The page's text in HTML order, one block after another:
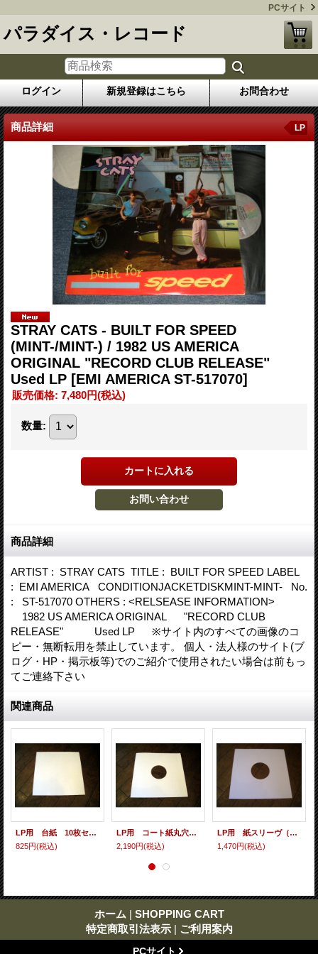
PCサイト
パラダイス・レコード
ログイン 新規登録はこちら お問合わせ
商品詳細 LP
STRAY CATS - BUILT FOR SPEED
(MINT-/MINT-) / 1982 US AMERICA
ORIGINAL "RECORD CLUB RELEASE"
Used LP [EMI AMERICA ST-517070]
販売価格: 7,480円(税込)
数量:
商品詳細
ARTIST : STRAY CATS TITLE : BUILT FOR SPEED LABEL
: EMI AMERICA CONDITIONJACKETDISKMINT-MINT- No.
: ST-517070 OTHERS : <RELSEASE INFORMATION>
1982 US AMERICA ORIGINAL "RECORD CLUB
RELEASE" Used LP ※サイト内のすべての画像のコ
ピー・無断転用を禁止しています。 個人・法人様のサイト(ブ
ログ・HP・掲示板等)でのご紹介で使用されたい場合は前もっ
てご連絡下さい
関連商品
LP用 台紙 10枚セット
825円(税込)
LP用 コート紙丸穴ジャケ 10枚セット
2,190円(税込)
LP用 紙スリーヴ（レギュラー 四角の角） 10枚セット
1,470円(税込)
ホーム | SHOPPING CART
特定商取引法表示 | ご利用案内
PCサイト